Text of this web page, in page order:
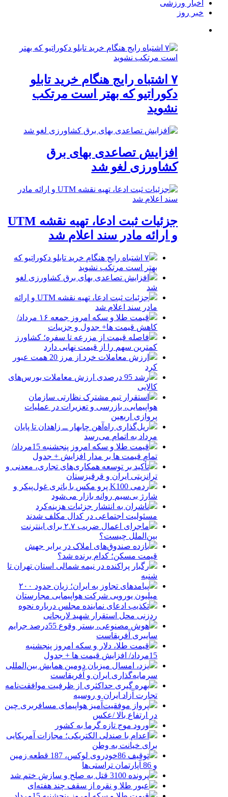
اخبار ورزشی
خبر روز
۷ اشتباه رایج هنگام خرید تابلو
دکوراتیو که بهتر است مرتکب
نشوید
افزایش تصاعدی بهای برق
کشاورزی لغو شد
جزئیات ثبت ادعا، تهیه نقشه UTM
و ارائه مادر سند اعلام شد
۷ اشتباه رایج هنگام خرید تابلو دکوراتیو که
بهتر است مرتکب نشوید
افزایش تصاعدی بهای برق کشاورزی لغو
شد
جزئیات ثبت ادعا، تهیه نقشه UTM و ارائه
مادر سند اعلام شد
قیمت طلا و سکه امروز جمعه ۱۶ مرداد/
کاهش قیمت ها+ جدول و جزییات
فاصله قیمت از مزرعه تا سفره؛ کشاورز
کمترین سهم را از قیمت نهایی دارد
ارزش معاملات خرد از مرز 20 همت عبور
کرد
رشد 95 درصدی ارزش معاملات بورس‌های
کالایی
استقرار تیم مشترک نظارتی سازمان
هواپیمایی، بازرسی و تعزیرات در عملیات
پروازی اربعین
ریل‌گذاری راه‌آهن چابهار ــ زاهدان تا پایان
مرداد به اتمام می‌رسد
قیمت طلا و سکه امروز پنجشنبه 15مرداد/
تمام قیمت ها بر مدار افزایش + جدول
تأکید بر توسعه همکاری‌های تجاری، معدنی و
ترانزیتی ایران و قرقیزستان
ردمی K100 پرو مکس با باتری غول‌پیکر و
شارژ بی‌سیم روانه بازار می‌شود
ناشران به انتشار جزئیات هزینه‌کرد
مسئولیت اجتماعی در کدال مکلف شدند
ماجرای اعمال ضریب ۲.۷ برای اینترنت
بین‌الملل چیست؟
بازده صندوق‌های املاک در برابر جهش
قیمت مسکن؛ کدام برنده شد؟
رگبار پراکنده در نیمه شمالی استان تهران تا
شنبه
پیامدهای تجاوز به ایران؛ زیان حدود ۲۰۰
میلیون یورویی شرکت هواپیمایی مجارستان
تکذیب ادعای نماینده مجلس درباره نحوه
ردزنی محل استقرار شهید لاریجانی
هوش مصنوعی، بستر وقوع 55درصد جرایم
سایبری آفریقاست
قیمت طلا، دلار و سکه امروز پنجشنبه
15مرداد/ افزایش قیمت ها + جدول
یزد، امسال میزبان دومین همایش بین‌المللی
سرمایه‌گذاری ایران و آفریقاست
بهره گیری حداکثری از ظرفیت موافقت‌نامه
تجارت آزاد ایران و روسیه
پرواز موفقیت‌آمیز هواپیمای مسافربری چین
در ارتفاع بالا /عکس
ورود موج تازه گرما به کشور
اعدام با صندلی الکتریکی؛ مجازات آمریکایی
برای خیانت به وطن
توقیف 86خودروی لوکس، 187 قطعه زمین
و 86 آپارتمان تراستی‌ها
پرونده 3100 قتل به صلح و سازش ختم شد
عبور طلا و نقره از سقف چند هفته‌ای